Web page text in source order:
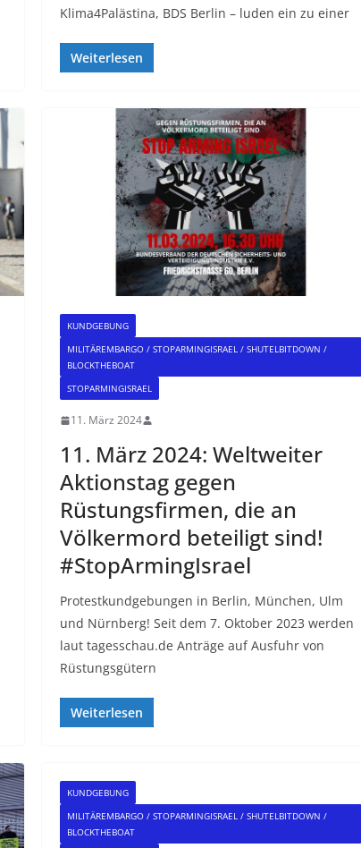
Klima4Palästina, BDS Berlin – luden ein zu einer
Weiterlesen
KUNDGEBUNG
MILITÄREMBARGO / STOPARMINGISRAEL / SHUTELBITDOWN /
BLOCKTHEBOAT
STOPARMINGISRAEL
11. März 2024
11. März 2024: Weltweiter
Aktionstag gegen
Rüstungsfirmen, die an
Völkermord beteiligt sind!
#StopArmingIsrael
Protestkundgebungen in Berlin, München, Ulm
und Nürnberg! Seit dem 7. Oktober 2023 werden
laut tagesschau.de Anträge auf Ausfuhr von
Rüstungsgütern
Weiterlesen
KUNDGEBUNG
MILITÄREMBARGO / STOPARMINGISRAEL / SHUTELBITDOWN /
BLOCKTHEBOAT